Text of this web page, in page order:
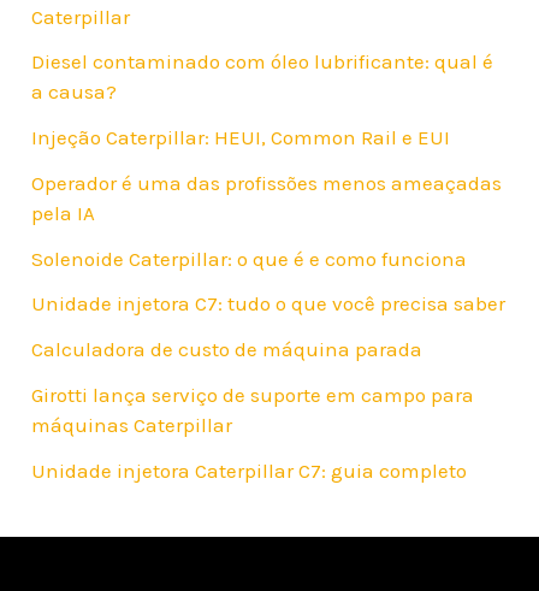
Caterpillar
Diesel contaminado com óleo lubrificante: qual é
a causa?
Injeção Caterpillar: HEUI, Common Rail e EUI
Operador é uma das profissões menos ameaçadas
pela IA
Solenoide Caterpillar: o que é e como funciona
Unidade injetora C7: tudo o que você precisa saber
Calculadora de custo de máquina parada
Girotti lança serviço de suporte em campo para
máquinas Caterpillar
Unidade injetora Caterpillar C7: guia completo